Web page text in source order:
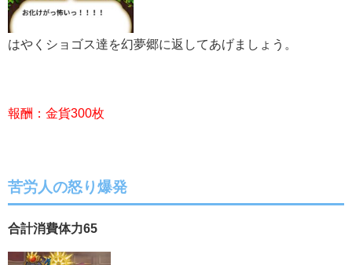
はやくショゴス達を幻夢郷に返してあげましょう。
報酬：金貨300枚
苦労人の怒り爆発
合計消費体力65